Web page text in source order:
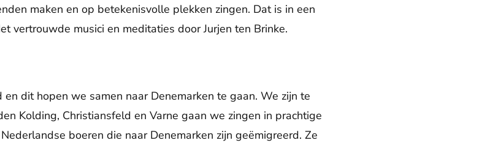
maken en op betekenisvolle plekken zingen. Dat is in een
vertrouwde musici en meditaties door Jurjen ten Brinke.
dit hopen we samen naar Denemarken te gaan. We zijn te
Kolding, Christiansfeld en Varne gaan we zingen in prachtige
boeren die naar Denemarken zijn geëmigreerd. Ze